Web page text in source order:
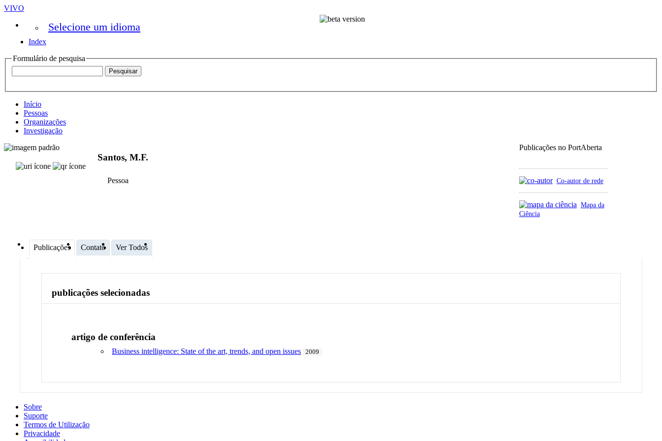
VIVO
Selecione um idioma
Index
Formulário de pesquisa
Início
Pessoas
Organizações
Investigação
Publicações no PortAberta
Co-autor de rede
Mapa da
Ciência
Santos, M.F.
Pessoa
Publicações Contato Ver Todos
publicações selecionadas
artigo de conferência
Business intelligence: State of the art, trends, and open issues 2009
Sobre
Suporte
Termos de Utilização
Privacidade